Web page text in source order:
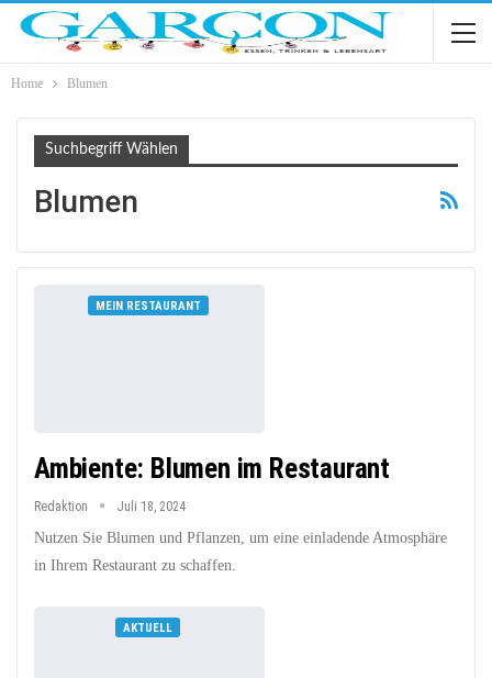
Home Blumen
Suchbegriff Wählen
Blumen
MEIN RESTAURANT
Ambiente: Blumen im Restaurant
Redaktion Juli 18, 2024
Nutzen Sie Blumen und Pflanzen, um eine einladende Atmosphäre
in Ihrem Restaurant zu schaffen.
AKTUELL